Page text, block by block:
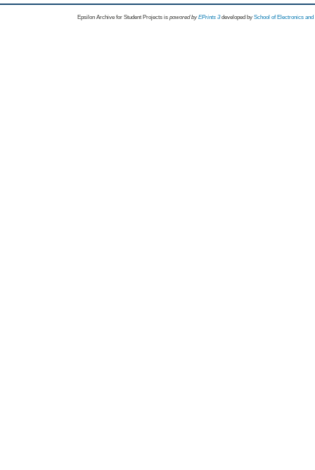
Epsilon Archive for Student Projects is powored byEPrints 3 developed by School of Electronics